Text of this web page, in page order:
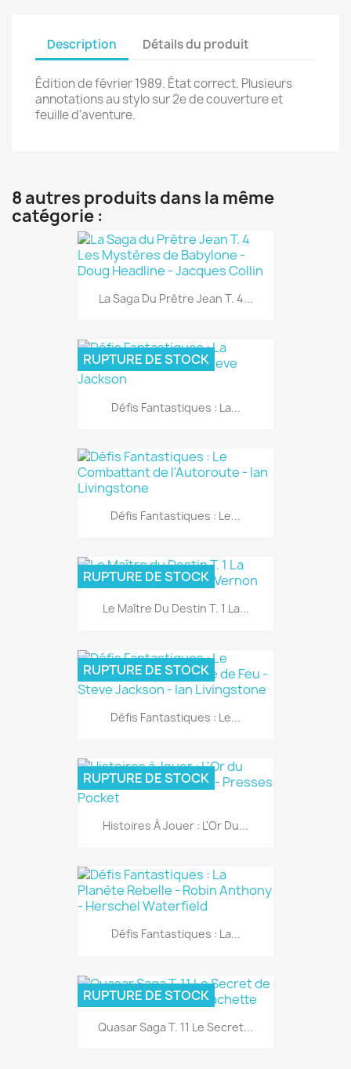
Description Détails du produit
Édition de février 1989. État correct. Plusieurs
annotations au stylo sur 2e de couverture et
feuille d'aventure.
8 autres produits dans la même
catégorie :
La Saga Du Prêtre Jean T. 4...
Défis Fantastiques : La...
RUPTURE DE STOCK
Défis Fantastiques : Le...
Le Maître Du Destin T. 1 La...
RUPTURE DE STOCK
Défis Fantastiques : Le...
RUPTURE DE STOCK
Histoires À Jouer : L'Or Du...
RUPTURE DE STOCK
Défis Fantastiques : La...
Quasar Saga T. 11 Le Secret...
RUPTURE DE STOCK